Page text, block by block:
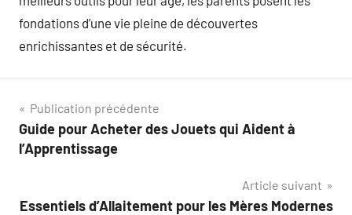
fondations d’une vie pleine de découvertes
enrichissantes et de sécurité.
Navigation
de
Publication précédente
Guide pour Acheter des Jouets qui Aident à
l’Apprentissage
Article suivant
Essentiels d’Allaitement pour les Mères Modernes